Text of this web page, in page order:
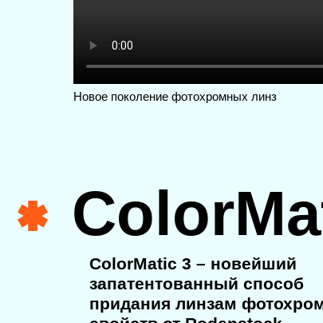
Новое поколение фотохромных линз
ColorMatic
запатентованный способ
придания линзам фотохромных
свойств отRodenstock
СВЕТОЧУВСТВИТЕЛЬНЫХ
ГЛАЗ
 Свет, создающий дискомфорт, будет
блокироваться благодаря защитному
затемнению
 Чувствительные глаза чувствуют себя
спокойно и комфортно при любом освещении
 Улучшение общего самочувствия в
повседневной жизни